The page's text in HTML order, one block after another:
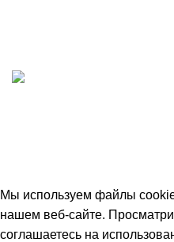
Мы используем файлы
нашем веб-сайте.
соглашаетесь на